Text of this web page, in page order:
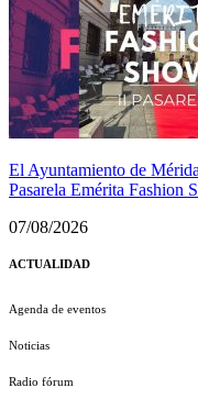
El Ayuntamiento de
Pasarela Emérita Fashion
07/08/2026
ACTUALIDAD
Agenda de eventos
Noticias
Radio fórum